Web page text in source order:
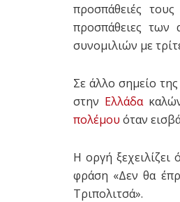
προσπάθειές
προσπάθειες των
συνομιλιών με
Σε άλλο σημείο
στην Ελλάδα
πολέμου όταν
Η οργή
φράση «Δεν θα
Τριπολιτσά».